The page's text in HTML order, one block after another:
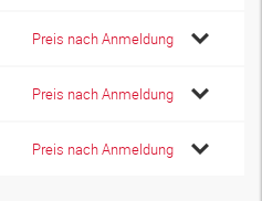
Preis nach Anmeldung
Preis nach Anmeldung
Preis nach Anmeldung